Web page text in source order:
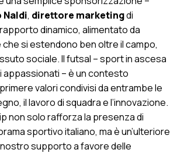
Naldi, direttore marketingdi
rapporto dinamico, alimentato da
si estendono ben oltre il campo,
sociale. Il futsal – sport in ascesa
appassionati – è un contesto
valori condivisi da entrambe le
il lavoro di squadra e l’innovazione.
non solo rafforza la presenza di
sportivo italiano, ma è un’ulteriore
supporto a favore delle